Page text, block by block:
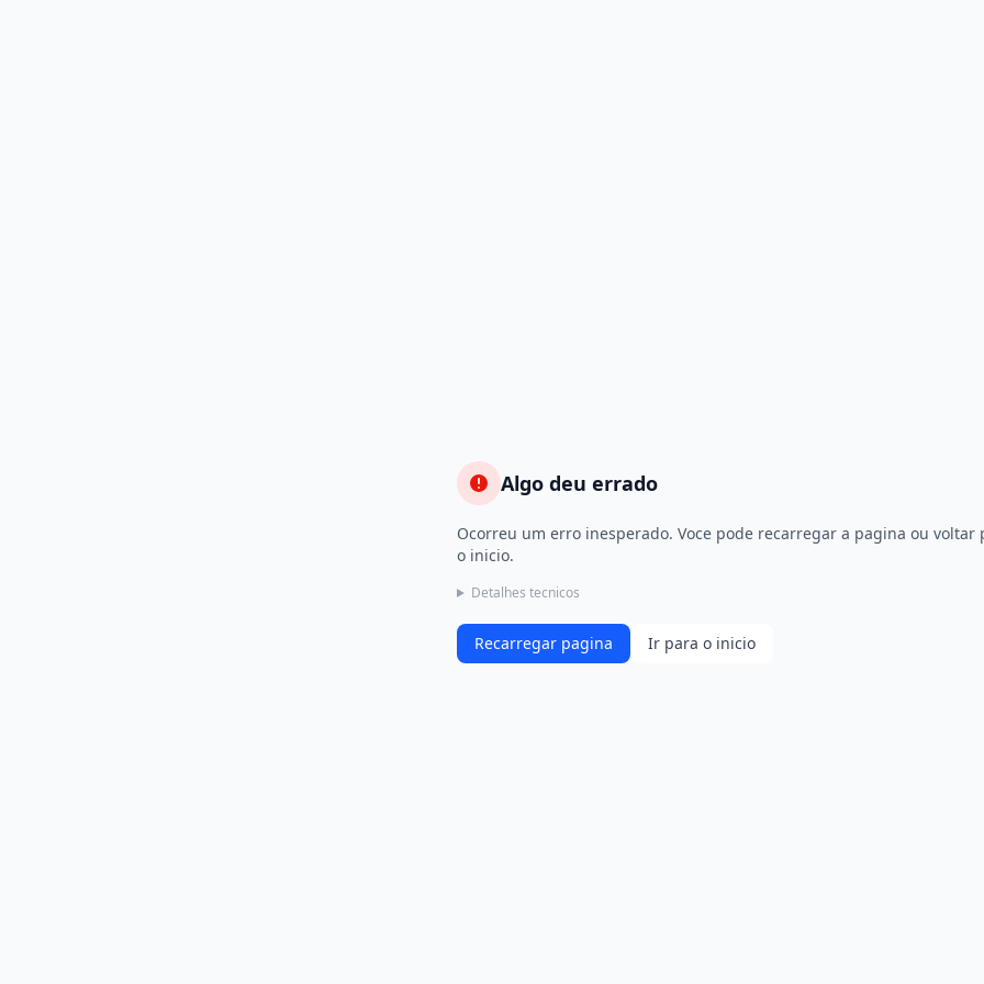
Algo deu errado
Ocorreu um erro inesperado. Voce pode recarregar a pagina ou voltar
o inicio.
Detalhes tecnicos
Recarregar pagina Ir para o inicio